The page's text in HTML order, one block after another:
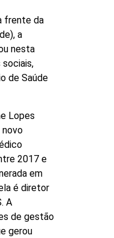
frente da
a
nesta
de Saúde
Lopes
novo
2017 e
em
é diretor
A
de gestão
gerou